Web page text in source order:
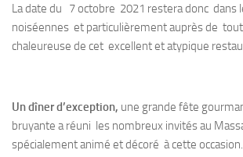
La date du 7 octobre 2021 restera donc dans
noiséennes et particulièrement auprès de
chaleureuse de cet excellent et atypique
Un dîner d’exception, une grande fête
bruyante a réuni les nombreux invités au
spécialement animé et décoré à cette occasion.